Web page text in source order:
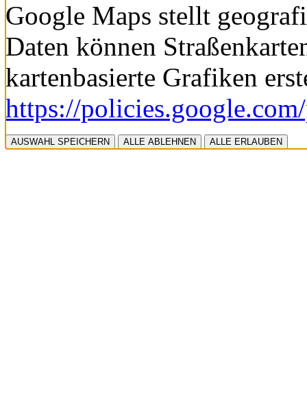
Google Maps stellt
Daten können
kartenbasierte Grafiken
https://
AUSWAHL SPEICHERN ALLE ABLEHNEN ALLE ERLAUBEN